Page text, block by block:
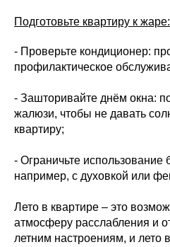
Подготовьте квартиру к жаре:
- Проверьте кондиционер:
профилактическое
- Зашторивайте днём окна:
жалюзи, чтобы не давать
квартиру;
- Ограничьте использование
например, с духовкой или
Лето в квартире – это
атмосферу расслабления и
летним настроениям, и лето